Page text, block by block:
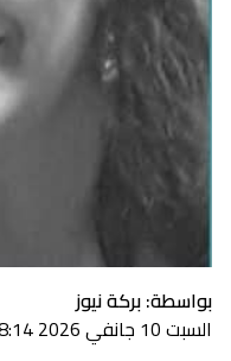
بواسطة: بركة نيوز
السبت 10 جانفي 2026 18:14